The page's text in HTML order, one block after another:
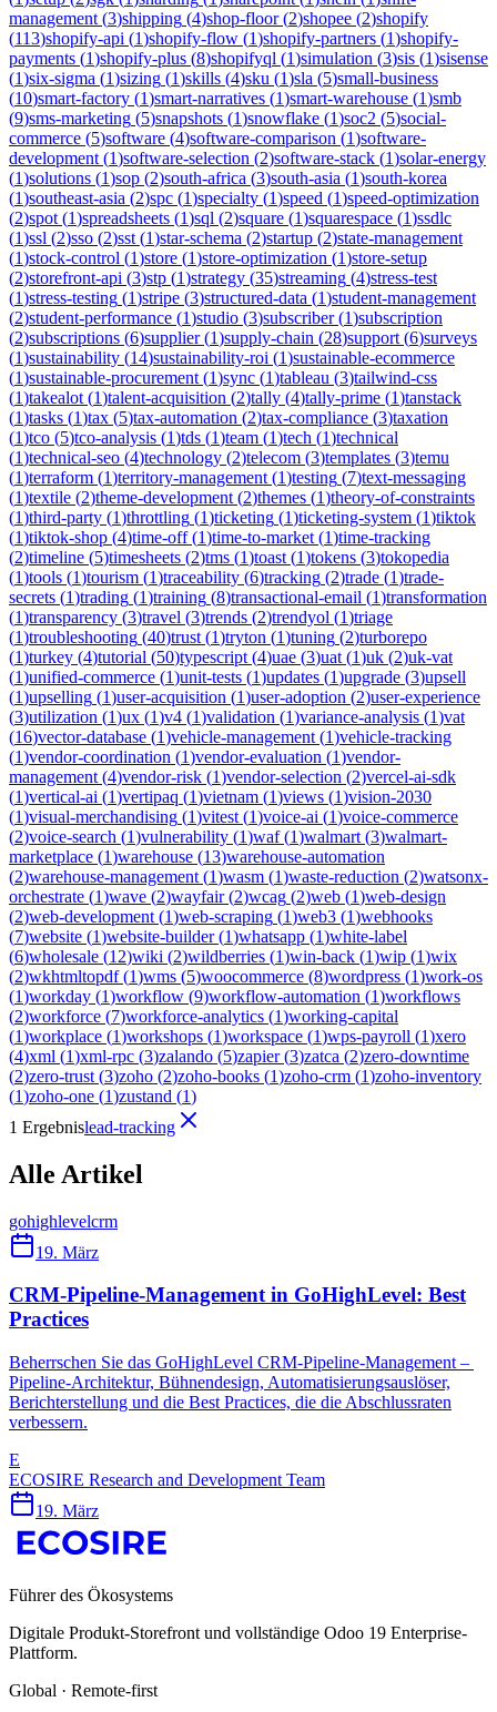
management (3)shipping (4)shop-floor(2)shopee (2)shopify
(113)shopify-api (1)shopify-flow (1)shopify-partners (1)shopify-
payments (1)shopify-plus (8)shopifyql (1)simulation (3)sis (1)sisense
(1)six-sigma (1)sizing (1)skills (4)sku (1)sla (5)small-business
(10)smart-factory (1)smart-narratives (1)smart-warehouse (1)smb
(9)sms-marketing (5)snapshots (1)snowflake (1)soc2 (5)social-
commerce (5)software (4)software-comparison (1)software-
development (1)software-selection (2)software-stack (1)solar-energy
(1)solutions (1)sop (2)south-africa (3)south-asia (1)south-korea
(1)southeast-asia (2)spc (1)specialty (1)speed (1)speed-optimization
(2)spot (1)spreadsheets (1)sql (2)square (1)squarespace (1)ssdlc
(1)ssl (2)sso (2)sst (1)star-schema (2)startup (2)state-management
(1)stock-control (1)store (1)store-optimization (1)store-setup
(2)storefront-api (3)stp (1)strategy (35)streaming (4)stress-test
(1)stress-testing (1)stripe (3)structured-data (1)student-management
(2)student-performance (1)studio (3)subscriber(1)subscription
(2)subscriptions (6)supplier(1)supply-chain (28)support (6)surveys
(1)sustainability (14)sustainability-roi (1)sustainable-ecommerce
(1)sustainable-procurement (1)sync (1)tableau (3)tailwind-css
(1)takealot (1)talent-acquisition (2)tally (4)tally-prime (1)tanstack
(1)tasks (1)tax (5)tax-automation (2)tax-compliance (3)taxation
(1)tco (5)tco-analysis (1)tds (1)team (1)tech (1)technical
(1)technical-seo (4)technology (2)telecom (3)templates (3)temu
(1)terraform (1)territory-management (1)testing (7)text-messaging
(1)textile (2)theme-development (2)themes (1)theory-of-constraints
(1)third-party (1)throttling (1)ticketing (1)ticketing-system (1)tiktok
(1)tiktok-shop (4)time-off(1)time-to-market (1)time-tracking
(2)timeline (5)timesheets (2)tms (1)toast (1)tokens (3)tokopedia
(1)tools (1)tourism (1)traceability (6)tracking (2)trade (1)trade-
secrets (1)trading (1)training (8)transactional-email (1)transformation
(1)transparency (3)travel (3)trends (2)trendyol (1)triage
(1)troubleshooting (40)trust (1)tryton (1)tuning (2)turborepo
(1)turkey (4)tutorial (50)typescript (4)uae (3)uat (1)uk (2)uk-vat
(1)unified-commerce (1)unit-tests (1)updates (1)upgrade (3)upsell
(1)upselling (1)user-acquisition (1)user-adoption (2)user-experience
(3)utilization (1)ux (1)v4 (1)validation (1)variance-analysis (1)vat
(16)vector-database (1)vehicle-management (1)vehicle-tracking
(1)vendor-coordination (1)vendor-evaluation (1)vendor-
management (4)vendor-risk (1)vendor-selection (2)vercel-ai-sdk
(1)vertical-ai (1)vertipaq (1)vietnam (1)views (1)vision-2030
(1)visual-merchandising (1)vitest (1)voice-ai (1)voice-commerce
(2)voice-search (1)vulnerability (1)waf(1)walmart (3)walmart-
marketplace (1)warehouse (13)warehouse-automation
(2)warehouse-management (1)wasm (1)waste-reduction (2)watsonx-
orchestrate (1)wave (2)wayfair(2)wcag (2)web (1)web-design
(2)web-development (1)web-scraping (1)web3 (1)webhooks
(7)website (1)website-builder(1)whatsapp (1)white-label
(6)wholesale (12)wiki (2)wildberries (1)win-back (1)wip (1)wix
(2)wkhtmltopdf(1)wms (5)woocommerce (8)wordpress (1)work-os
(1)workday (1)workflow (9)workflow-automation (1)workflows
(2)workforce (7)workforce-analytics (1)working-capital
(1)workplace (1)workshops (1)workspace (1)wps-payroll (1)xero
(4)xml (1)xml-rpc (3)zalando (5)zapier(3)zatca (2)zero-downtime
(2)zero-trust (3)zoho (2)zoho-books (1)zoho-crm (1)zoho-inventory
(1)zoho-one (1)zustand (1)
1 Ergebnislead-tracking
Alle Artikel
gohighlevelcrm
19. März
CRM-Pipeline-Management in GoHighLevel: Best
Practices
Beherrschen Sie das GoHighLevel CRM-Pipeline-Management – ​​
Pipeline-Architektur, Bühnendesign, Automatisierungsauslöser,
Berichterstellung und die Best Practices, die die Abschlussraten
verbessern.
E
ECOSIRE Research and Development Team
19. März
Führer des Ökosystems
Digitale Produkt-Storefront und vollständige Odoo 19 Enterprise-
Plattform.
Global · Remote-first